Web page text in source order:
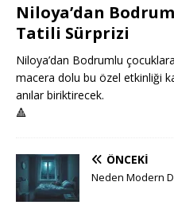
Niloya’dan
Tatili Sürprizi
Niloya’dan Bodrumlu
macera dolu bu özel etkinliği
anılar biriktirecek.
🔺
ÖNCEKI
Neden Modern